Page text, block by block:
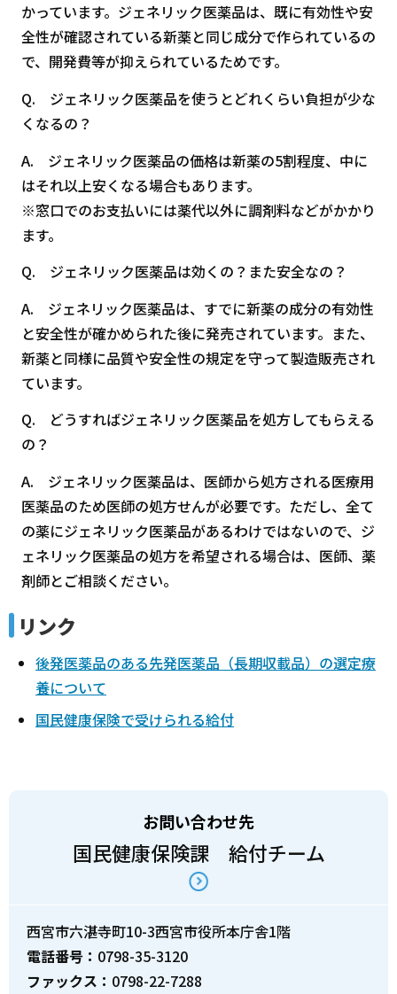
かっています。ジェネリック医薬品は、既に有効性や安
全性が確認されている新薬と同じ成分で作られているの
で、開発費等が抑えられているためです。
Q. ジェネリック医薬品を使うとどれくらい負担が少な
くなるの？
A. ジェネリック医薬品の価格は新薬の5割程度、中に
はそれ以上安くなる場合もあります。
※窓口でのお支払いには薬代以外に調剤料などがかかり
ます。
Q. ジェネリック医薬品は効くの？また安全なの？
A. ジェネリック医薬品は、すでに新薬の成分の有効性
と安全性が確かめられた後に発売されています。また、
新薬と同様に品質や安全性の規定を守って製造販売され
ています。
Q. どうすればジェネリック医薬品を処方してもらえる
の？
A. ジェネリック医薬品は、医師から処方される医療用
医薬品のため医師の処方せんが必要です。ただし、全て
の薬にジェネリック医薬品があるわけではないので、ジ
ェネリック医薬品の処方を希望される場合は、医師、薬
剤師とご相談ください。
リンク
後発医薬品のある先発医薬品（長期収載品）の選定療
養について
国民健康保険で受けられる給付
お問い合わせ先
国民健康保険課 給付チーム
西宮市六湛寺町10-3西宮市役所本庁舎1階
電話番号： 0798-35-3120
ファックス： 0798-22-7288